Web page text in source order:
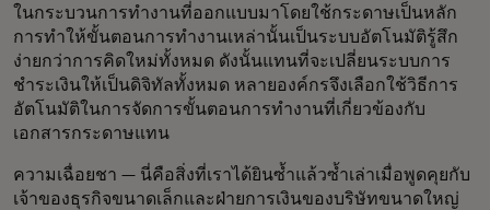
ในกระบวนการทำงานที่ออกแบบมาโดยใช้กระดาษเป็นหลัก
การทำให้ขั้นตอนการทำงานเหล่านั้นเป็นระบบอัตโนมัติรู้สึก
ง่ายกว่าการคิดใหม่ทั้งหมด ดังนั้นแทนที่จะเปลี่ยนระบบการ
ชำระเงินให้เป็นดิจิทัลทั้งหมด หลายองค์กรจึงเลือกใช้วิธีการ
อัตโนมัติในการจัดการขั้นตอนการทำงานที่เกี่ยวข้องกับ
เอกสารกระดาษแทน
ความเฉื่อยชา — นี่คือสิ่งที่เราได้ยินซ้ำแล้วซ้ำเล่าเมื่อพูดคุยกับ
เจ้าของธุรกิจขนาดเล็กและฝ่ายการเงินของบริษัทขนาดใหญ่